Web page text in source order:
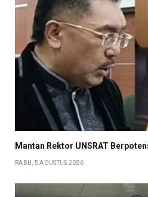
Mantan Rektor UNSRAT
RABU, 5 AGUSTUS 2026